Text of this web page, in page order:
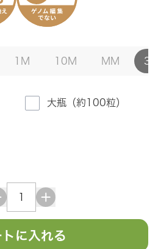
1M 10M MM
大瓶（約100粒）
トに入れる